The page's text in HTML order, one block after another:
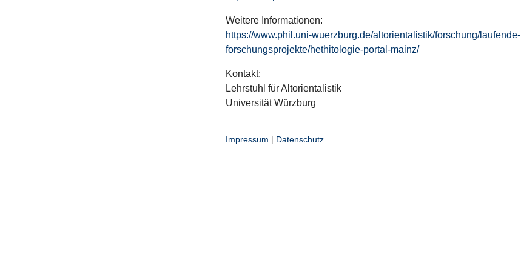
Weitere Informationen:
https://www.phil.uni-wuerzburg.de/altorientalistik/forschung/laufende-
forschungsprojekte/hethitologie-portal-mainz/
Kontakt:
Lehrstuhl für Altorientalistik
Universität Würzburg
Impressum | Datenschutz